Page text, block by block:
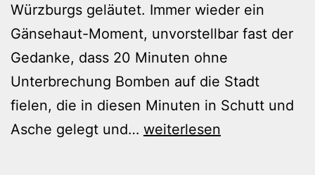
Würzburgs geläutet. Immer wieder ein
Gänsehaut-Moment, unvorstellbar fast der
Gedanke, dass 20 Minuten ohne
Unterbrechung Bomben auf die Stadt
fielen, die in diesen Minuten in Schutt und
Asche gelegt und… Gedenkminuten
weiterlesen